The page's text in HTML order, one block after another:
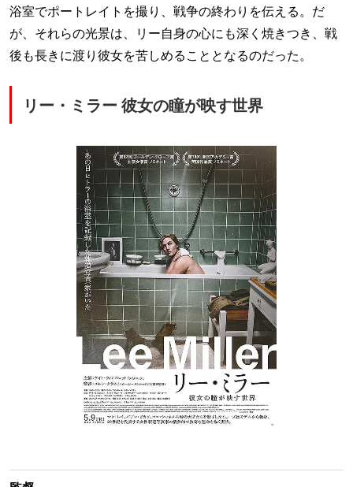
浴室でポートレイトを撮り、戦争の終わりを伝える。だ
が、それらの光景は、リー自身の心にも深く焼きつき、戦
後も長きに渡り彼女を苦しめることとなるのだった。
リー・ミラー 彼女の瞳が映す世界